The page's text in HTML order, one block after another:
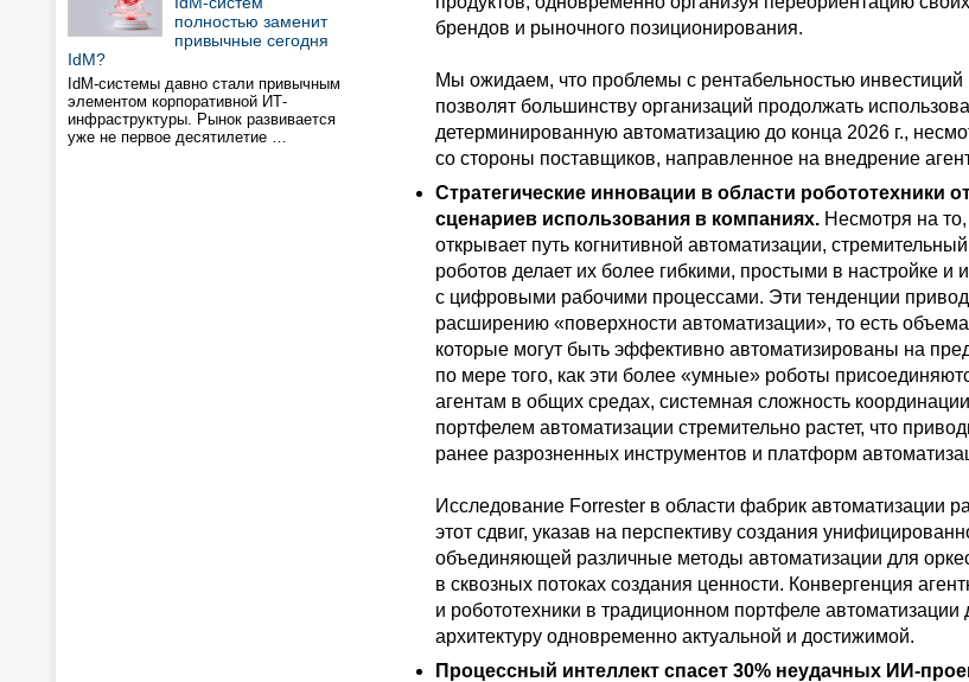
полностью заменит
привычные сегодня
IdM?
IdM-системы давно стали привычным
элементом корпоративной ИТ-
инфраструктуры. Рынок развивается
уже не первое десятилетие …
брендов и рыночного позиционирования.
Мы ожидаем, что проблемы с рентабельностью
позволят большинству организаций продолжать
детерминированную автоматизацию до конца 2026 г.,
со стороны поставщиков, направленное на внедрение
Стратегические инновации в области робототехники
сценариев использования в компаниях. Несмотря на
открывает путь когнитивной автоматизации,
роботов делает их более гибкими, простыми в настройке и
с цифровыми рабочими процессами. Эти тенденции
расширению «поверхности автоматизации», то есть
которые могут быть эффективно автоматизированы на
по мере того, как эти более «умные» роботы
агентам в общих средах, системная сложность
портфелем автоматизации стремительно растет, что
ранее разрозненных инструментов и платформ
Исследование Forrester в области фабрик автоматизации
этот сдвиг, указав на перспективу создания
объединяющей различные методы автоматизации для
в сквозных потоках создания ценности. Конвергенция
и робототехники в традиционном портфеле автоматизации
архитектуру одновременно актуальной и достижимой.
Процессный интеллект спасет 30% неудачных ИИ-